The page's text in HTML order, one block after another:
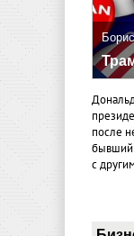
после
бывший
с